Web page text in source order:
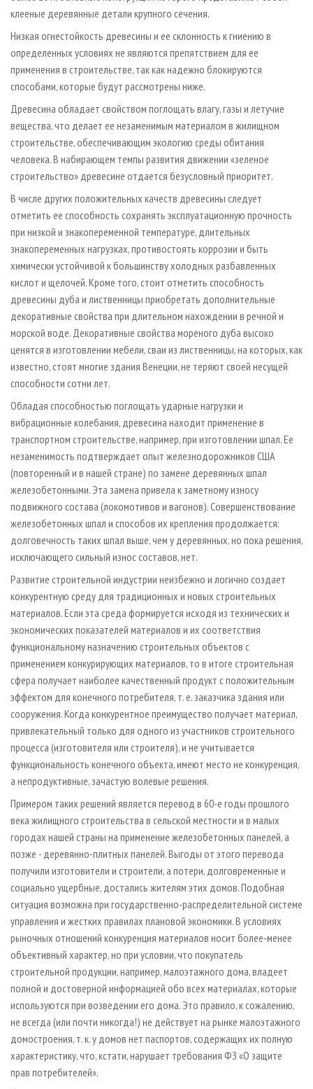
клееные деревянные детали крупного сечения.
Низкая огнестойкость древесины и ее склонность к гниению в
определенных условиях не являются препятствием для ее
применения в строительстве, так как надежно блокируются
способами, которые будут рассмотрены ниже.
Древесина обладает свойством поглощать влагу, газы и летучие
вещества, что делает ее незаменимым материалом в жилищном
строительстве, обеспечивающим экологию среды обитания
человека. В набирающем темпы развития движении «зеленое
строительство» древесине отдается безусловный приоритет.
В числе других положительных качеств древесины следует
отметить ее способность сохранять эксплуатационную прочность
при низкой и знакопеременной температуре, длительных
знакопеременных нагрузках, противостоять коррозии и быть
химически устойчивой к большинству холодных разбавленных
кислот и щелочей. Кроме того, стоит отметить способность
древесины дуба и лиственницы приобретать дополнительные
декоративные свойства при длительном нахождении в речной и
морской воде. Декоративные свойства мореного дуба высоко
ценятся в изготовлении мебели, сваи из лиственницы, на которых, как
известно, стоят многие здания Венеции, не теряют своей несущей
способности сотни лет.
Обладая способностью поглощать ударные нагрузки и
вибрационные колебания, древесина находит применение в
транспортном строительстве, например, при изготовлении шпал. Ее
незаменимость подтверждает опыт железнодорожников США
(повторенный и в нашей стране) по замене деревянных шпал
железобетонными. Эта замена привела к заметному износу
подвижного состава (локомотивов и вагонов). Совершенствование
железобетонных шпал и способов их крепления продолжается:
долговечность таких шпал выше, чем у деревянных, но пока решения,
исключающего сильный износ составов, нет.
Развитие строительной индустрии неизбежно и логично создает
конкурентную среду для традиционных и новых строительных
материалов. Если эта среда формируется исходя из технических и
экономических показателей материалов и их соответствия
функциональному назначению строительных объектов с
применением конкурирующих материалов, то в итоге строительная
сфера получает наиболее качественный продукт с положительным
эффектом для конечного потребителя, т. е. заказчика здания или
сооружения. Когда конкурентное преимущество получает материал,
привлекательный только для одного из участников строительного
процесса (изготовителя или строителя), и не учитывается
функциональность конечного объекта, имеют место не конкуренция,
а непродуктивные, зачастую волевые решения.
Примером таких решений является перевод в 60-е годы прошлого
века жилищного строительства в сельской местности и в малых
городах нашей страны на применение железобетонных панелей, а
позже - деревянно-плитных панелей. Выгоды от этого перевода
получили изготовители и строители, а потери, долговременные и
социально ущербные, достались жителям этих домов. Подобная
ситуация возможна при государственно-распределительной системе
управления и жестких правилах плановой экономики. В условиях
рыночных отношений конкуренция материалов носит более-менее
объективный характер, но при условии, что покупатель
строительной продукции, например, малоэтажного дома, владеет
полной и достоверной информацией обо всех материалах, которые
используются при возведении его дома. Это правило, к сожалению,
не всегда (или почти никогда!) не действует на рынке малоэтажного
домостроения, т. к. у домов нет паспортов, содержащих их полную
характеристику, что, кстати, нарушает требования ФЗ «О защите
прав потребителей».